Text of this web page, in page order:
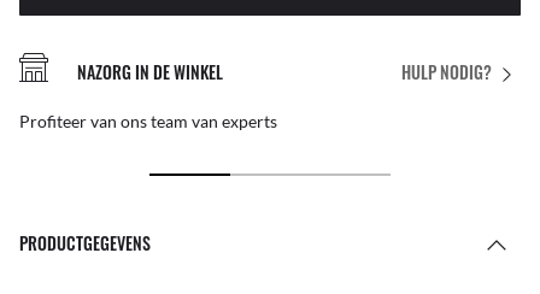
HULP NODIG?
NAZORG IN DE WINKEL
Profiteer van ons team van experts
PRODUCTGEGEVENS